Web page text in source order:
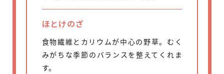
ほとけのざ
食物繊維とカリウムが中心の野草。むく
みがちな季節のバランスを整えてくれま
す。